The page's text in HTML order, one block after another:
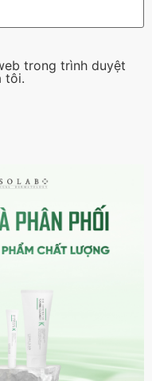
trong trình duyệt
tôi.